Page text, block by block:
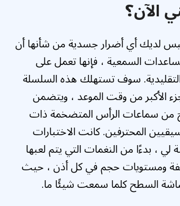
الآن؟
لديك أي أضرار جسدية من شأنها أن
السمعية ، فإنها تعمل على
سوف تستهلك هذه السلسلة
الأكبر من وقت الموعد ، ويتضمن
من سماعات الرأس المتضخمة ذات
المحترفين. كانت الاختبارات
لي ، بدءًا من النغمات التي يتم لعبها
ومستويات حجم في كل أذن ، حيث
السطح كلما سمعت شيئًا ما.